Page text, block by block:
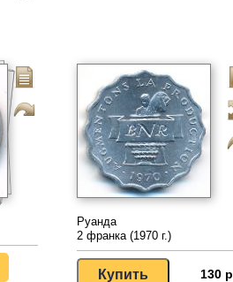
Руанда
2 франка (1970 г.)
130